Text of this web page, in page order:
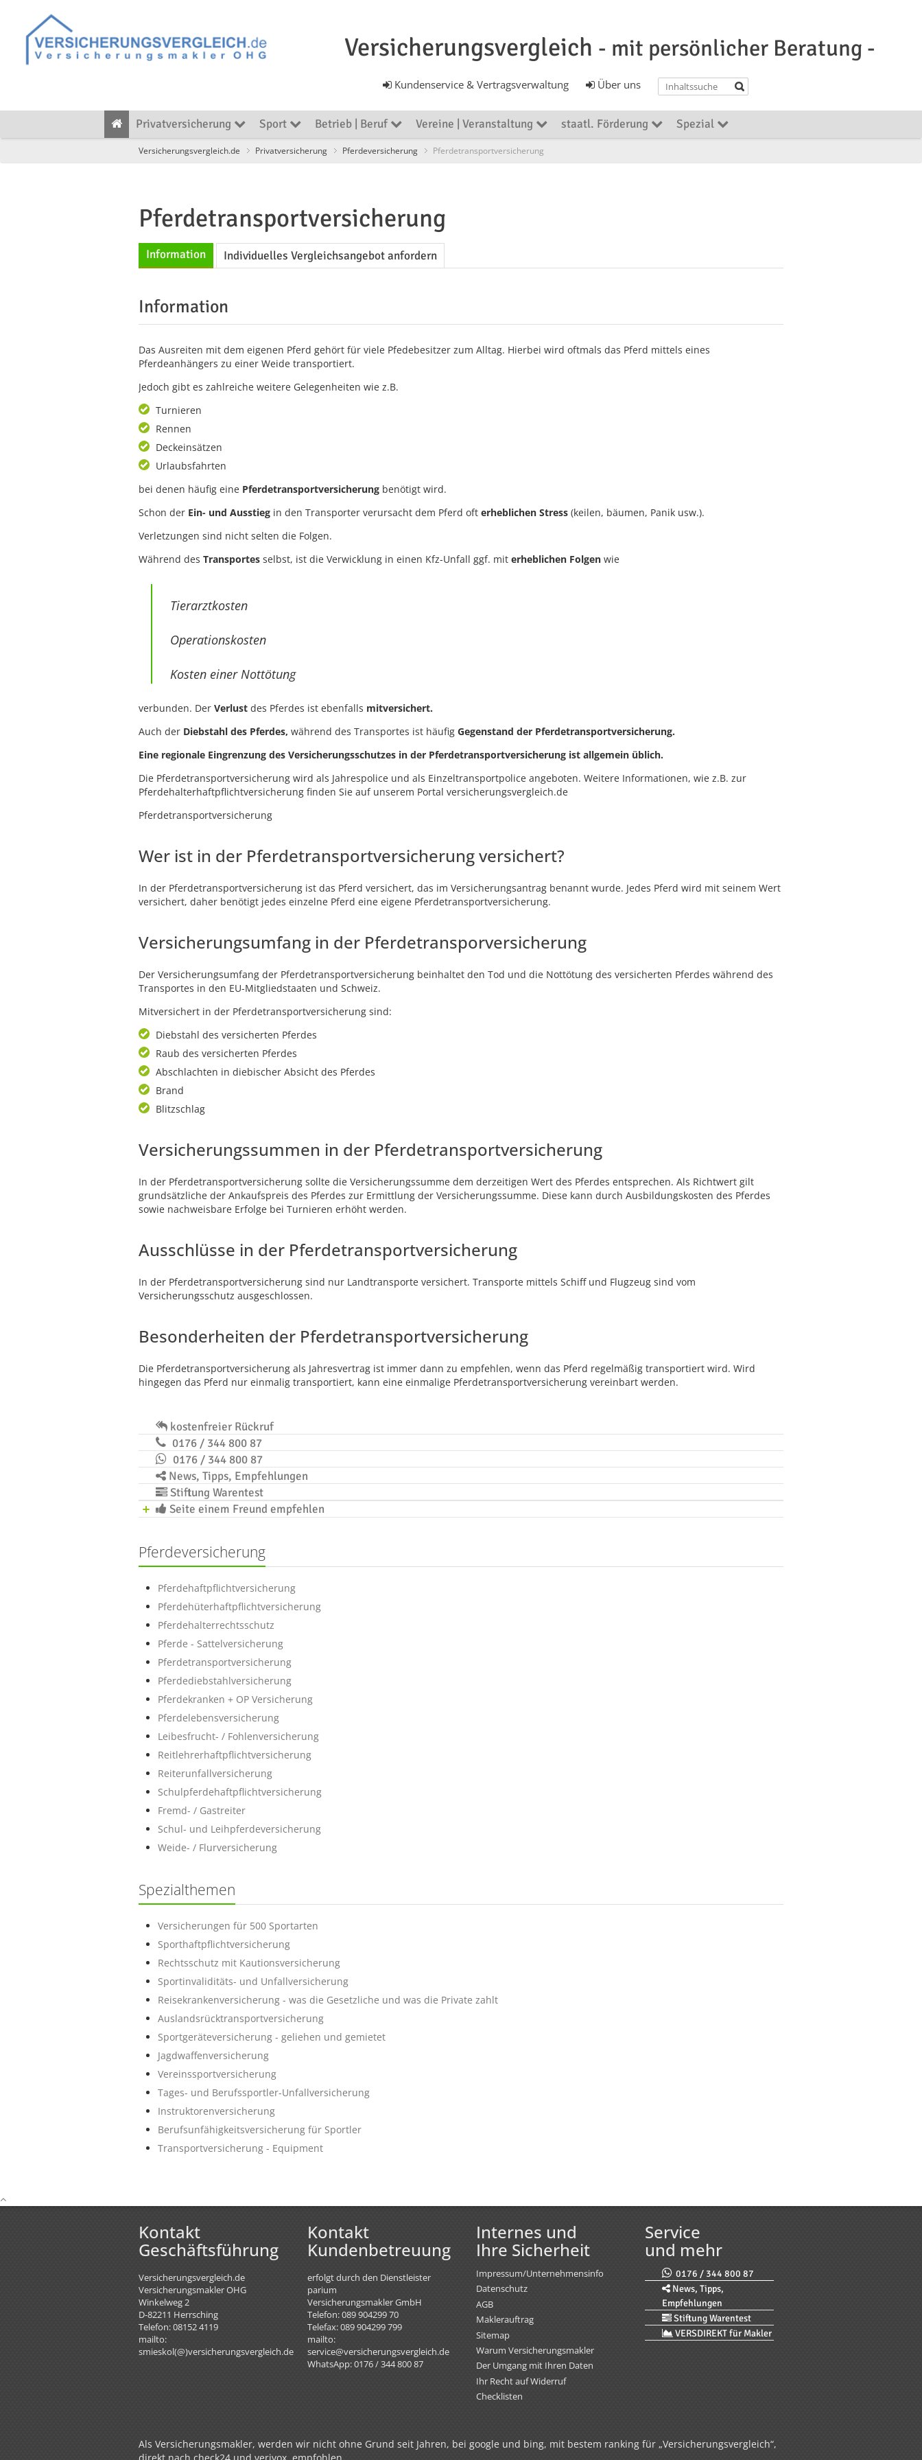
Versicherungsvergleich - mit persönlicher Beratung -
Über uns
Kundenservice & Vertragsverwaltung
Privatversicherung Sport Betrieb | Beruf Vereine | Veranstaltung staatl. Förderung Spezial
Versicherungsvergleich.de Privatversicherung Pferdeversicherung Pferdetransportversicherung
Pferdetransportversicherung
Information Individuelles Vergleichsangebot anfordern
Information
Das Ausreiten mit dem eigenen Pferd gehört für viele Pfedebesitzer zum Alltag. Hierbei wird oftmals das Pferd mittels eines
Pferdeanhängers zu einer Weide transportiert.
Jedoch gibt es zahlreiche weitere Gelegenheiten wie z.B.
Turnieren
Rennen
Deckeinsätzen
Urlaubsfahrten
bei denen häufig eine Pferdetransportversicherung benötigt wird.
Schon der Ein- und Ausstieg in den Transporter verursacht dem Pferd oft erheblichen Stress (keilen, bäumen, Panik usw.).
Verletzungen sind nicht selten die Folgen.
Während des Transportes selbst, ist die Verwicklung in einen Kfz-Unfall ggf. mit erheblichen Folgen wie
Tierarztkosten
Operationskosten
Kosten einer Nottötung
verbunden. Der Verlust des Pferdes ist ebenfalls mitversichert.
Auch der Diebstahl des Pferdes, während des Transportes ist häufig Gegenstand der Pferdetransportversicherung.
Eine regionale Eingrenzung des Versicherungsschutzes in der Pferdetransportversicherung ist allgemein üblich.
Die Pferdetransportversicherung wird als Jahrespolice und als Einzeltransportpolice angeboten. Weitere Informationen, wie z.B. zur
Pferdehalterhaftpflichtversicherung finden Sie auf unserem Portal versicherungsvergleich.de
Pferdetransportversicherung
Wer ist in der Pferdetransportversicherung versichert?
In der Pferdetransportversicherung ist das Pferd versichert, das im Versicherungsantrag benannt wurde. Jedes Pferd wird mit seinem Wert
versichert, daher benötigt jedes einzelne Pferd eine eigene Pferdetransportversicherung.
Versicherungsumfang in der Pferdetransporversicherung
Der Versicherungsumfang der Pferdetransportversicherung beinhaltet den Tod und die Nottötung des versicherten Pferdes während des
Transportes in den EU-Mitgliedstaaten und Schweiz.
Mitversichert in der Pferdetransportversicherung sind:
Diebstahl des versicherten Pferdes
Raub des versicherten Pferdes
Abschlachten in diebischer Absicht des Pferdes
Brand
Blitzschlag
Versicherungssummen in der Pferdetransportversicherung
In der Pferdetransportversicherung sollte die Versicherungssumme dem derzeitigen Wert des Pferdes entsprechen. Als Richtwert gilt
grundsätzliche der Ankaufspreis des Pferdes zur Ermittlung der Versicherungssumme. Diese kann durch Ausbildungskosten des Pferdes
sowie nachweisbare Erfolge bei Turnieren erhöht werden.
Ausschlüsse in der Pferdetransportversicherung
In der Pferdetransportversicherung sind nur Landtransporte versichert. Transporte mittels Schiff und Flugzeug sind vom
Versicherungsschutz ausgeschlossen.
Besonderheiten der Pferdetransportversicherung
Die Pferdetransportversicherung als Jahresvertrag ist immer dann zu empfehlen, wenn das Pferd regelmäßig transportiert wird. Wird
hingegen das Pferd nur einmalig transportiert, kann eine einmalige Pferdetransportversicherung vereinbart werden.
kostenfreier Rückruf
0176 / 344 800 87
0176 / 344 800 87
News, Tipps, Empfehlungen
Stiftung Warentest
Seite einem Freund empfehlen
Pferdeversicherung
Pferdehaftpflichtversicherung
Pferdehüterhaftpflichtversicherung
Pferdehalterrechtsschutz
Pferde - Sattelversicherung
Pferdetransportversicherung
Pferdediebstahlversicherung
Pferdekranken + OP Versicherung
Pferdelebensversicherung
Leibesfrucht- / Fohlenversicherung
Reitlehrerhaftpflichtversicherung
Reiterunfallversicherung
Schulpferdehaftpflichtversicherung
Fremd- / Gastreiter
Schul- und Leihpferdeversicherung
Weide- / Flurversicherung
Spezialthemen
Versicherungen für 500 Sportarten
Sporthaftpflichtversicherung
Rechtsschutz mit Kautionsversicherung
Sportinvaliditäts- und Unfallversicherung
Reisekrankenversicherung - was die Gesetzliche und was die Private zahlt
Auslandsrücktransportversicherung
Sportgeräteversicherung - geliehen und gemietet
Jagdwaffenversicherung
Vereinssportversicherung
Tages- und Berufssportler-Unfallversicherung
Instruktorenversicherung
Berufsunfähigkeitsversicherung für Sportler
Transportversicherung - Equipment
Kontakt
Geschäftsführung
Versicherungsvergleich.de
Versicherungsmakler OHG
Winkelweg 2
D-82211 Herrsching
Telefon: 08152 4119
mailto:
smieskol(@)versicherungsvergleich.de
Kontakt
Kundenbetreuung
erfolgt durch den Dienstleister
parium
Versicherungsmakler GmbH
Telefon: 089 904299 70
Telefax: 089 904299 799
mailto:
service@versicherungsvergleich.de
WhatsApp: 0176 / 344 800 87
Internes und
Ihre Sicherheit
Impressum/Unternehmensinfo
Datenschutz
AGB
Maklerauftrag
Sitemap
Warum Versicherungsmakler
Der Umgang mit Ihren Daten
Ihr Recht auf Widerruf
Checklisten
Service
und mehr
0176 / 344 800 87
News, Tipps,
Empfehlungen
Stiftung Warentest
VERSDIREKT für Makler
Als Versicherungsmakler, werden wir nicht ohne Grund seit Jahren, bei google und bing, mit bestem ranking für „Versicherungsvergleich“,